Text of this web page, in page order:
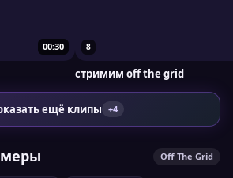
00:30 8
стримим off the grid
ещё клипы +4
Off The Grid